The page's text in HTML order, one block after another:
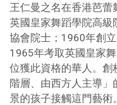
王仁曼之名在香港芭
英國皇家舞蹈學院高級
協會院士；1960年創
1965年考取英國皇家
位獲此資格的華人。創
階層、由西方人主導
景的孩子接觸這門藝